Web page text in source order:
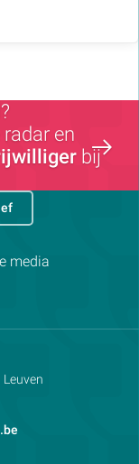
en
bij
Leuven
media